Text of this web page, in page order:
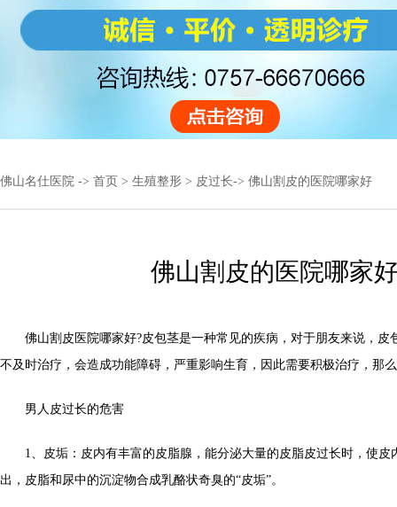
佛山名仕医院 -> 首页 > 生殖整形 > 皮过长-> 佛山割皮的医院哪家好
佛山割皮的医院哪家
佛山割皮医院哪家好?皮包茎是一种常见的疾病，对于朋友来说，皮
不及时治疗，会造成功能障碍，严重影响生育，因此需要积极治疗，那
男人皮过长的危害
1、皮垢：皮内有丰富的皮脂腺，能分泌大量的皮脂皮过长时，使皮
出，皮脂和尿中的沉淀物合成乳酪状奇臭的“皮垢”。